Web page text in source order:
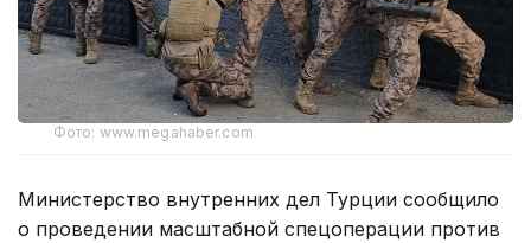
Фото: www.megahaber.com
Министерство внутренних дел Турции сообщило
о проведении масштабной спецоперации против